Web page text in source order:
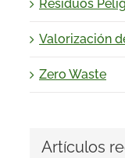
Residuos
Valorización
Zero Waste
Artículos